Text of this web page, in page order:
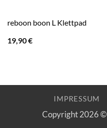
reboon boon L Klettpad
19,90€
IMPRESSUM
Copyright 2026 ©